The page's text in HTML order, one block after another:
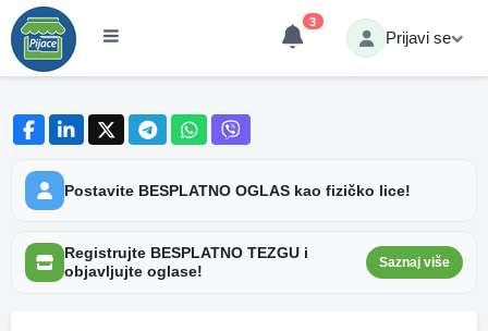
3
Prijavi se
Postavite BESPLATNO OGLAS kao fizičko lice!
Registrujte BESPLATNO TEZGU i
objavljujte oglase!
Saznaj više